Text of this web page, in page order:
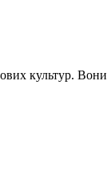
культур.